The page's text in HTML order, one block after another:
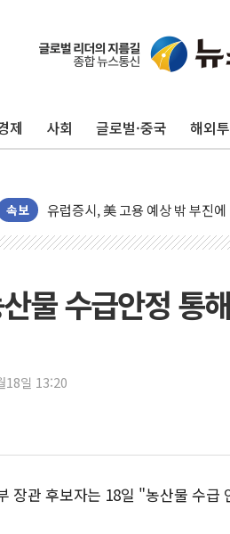
제 사회 글로벌·중국 해외
속보
뉴욕증시, 고용 쇼크에 금리 인
트럼프, 쿡 연준 이사 해임 재추
미 연준 매파 기세 꺾이나…고용
[종합] 이슬람 수니파 3국, '공동
美 항소법원, 백악관 무도회장 공
이란 핵심 원유 수출항 '하르그섬
[종합] 美 7월 고용 2만3000명
[사진] 이슬람 수니파 3개국, 공
보훈부, 미 DPAA와 MOU…
물 수급안정 통
18일 13:20
장관 후보자는 18일 "농산물 수급